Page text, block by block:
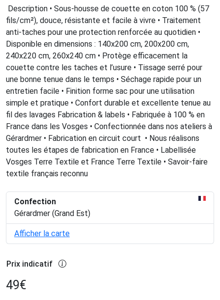
Description • Sous-housse de couette en coton 100 % (57
fils/cm²), douce, résistante et facile à vivre • Traitement
anti-taches pour une protection renforcée au quotidien •
Disponible en dimensions : 140x200 cm, 200x200 cm,
240x220 cm, 260x240 cm • Protège efficacement la
couette contre les taches et l’usure • Tissage serré pour
une bonne tenue dans le temps • Séchage rapide pour un
entretien facile • Finition forme sac pour une utilisation
simple et pratique • Confort durable et excellente tenue au
fil des lavages Fabrication & labels • Fabriquée à 100 % en
France dans les Vosges • Confectionnée dans nos ateliers à
Gérardmer • Fabrication en circuit court • Nous réalisons
toutes les étapes de fabrication en France • Labellisée
Vosges Terre Textile et France Terre Textile • Savoir-faire
textile français reconnu
Confection
Gérardmer (Grand Est)
Afficher la carte
Prix indicatif
49€